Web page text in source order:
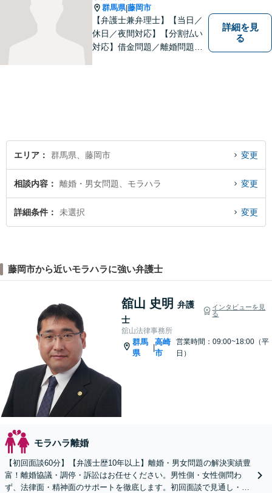
群馬県|藤岡市
【弁護士兼弁理士】【当日／
休日／夜間対応】【分割払い
対応】借金問題／離婚問題／
談ください。
詳細を見
る
エリア 群馬県、藤岡市 変更
相談内容 離婚・男女問題、モラハラ 変更
詳細条件 未選択 変更
藤岡市から近いモラハラに強い弁護士
舘山 史明 弁護
士
インタビューを見
る
舘山法律事務所
群馬
県
|
高崎
市
営業時間：09:00~18:00（平
日）
モラハラ離婚
【初回面談60分】【弁護士歴10年以上】離婚・男女問題の解決実績豊
富！離婚協議・調停・訴訟はお任せください。男性側・女性側問わ
ず、法律面・精神面のサポートを徹底します。初回面談で見通し・費